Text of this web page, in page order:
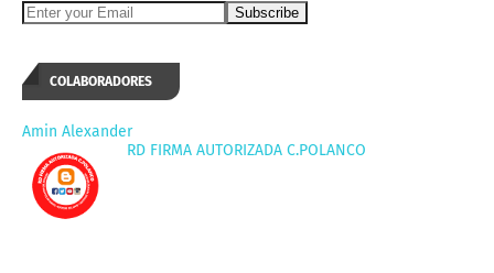
COLABORADORES
Amin Alexander
RD FIRMA AUTORIZADA C.POLANCO